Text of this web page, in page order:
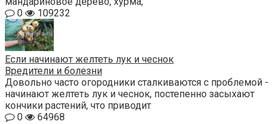
0
109232
Если начинают желтеть лук и чеснок
Вредители и болезни
Довольно часто огородники сталкиваются с проблемой -
начинают желтеть лук и чеснок, постепенно засыхают
кончики растений, что приводит
0
64968